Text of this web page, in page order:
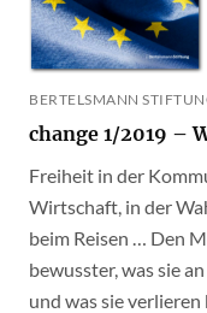
BERTELSMANN
change 1/2019 –
Freiheit in der
Wirtschaft, in der
beim Reisen … Den
bewusster, was sie
und was sie